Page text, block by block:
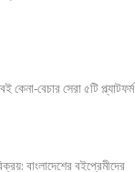
কেনা-বেচার সেরা ৫টি প্ল্যাটফর্ম
বাংলাদেশের বইপ্রেমীদের